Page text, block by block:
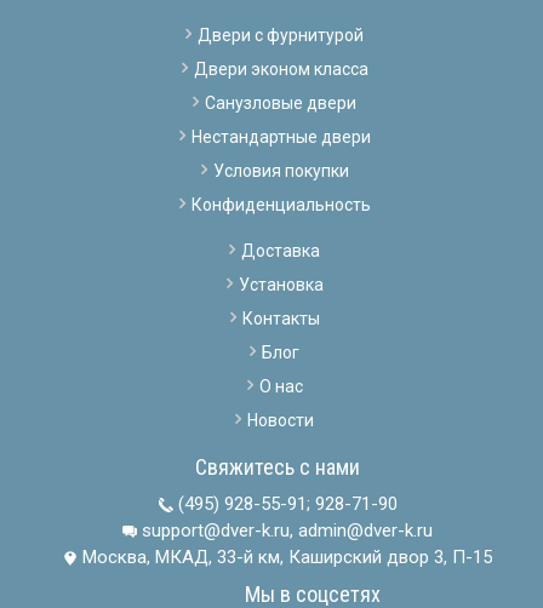
Двери с фурнитурой
Двери эконом класса
Санузловые двери
Нестандартные двери
Условия покупки
Конфиденциальность
Доставка
Установка
Контакты
Блог
О нас
Новости
Свяжитесь с нами
(495) 928-55-91; 928-71-90
support@dver-k.ru, admin@dver-k.ru
Москва, МКАД, 33-й км, Каширский двор 3, П-15
Мы в соцсетях